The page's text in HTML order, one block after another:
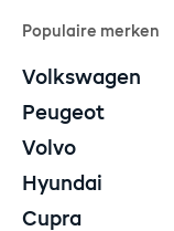
Populaire merken
Volkswagen
Peugeot
Volvo
Hyundai
Cupra